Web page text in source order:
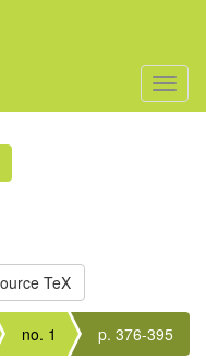
no. 1 p. 376-395